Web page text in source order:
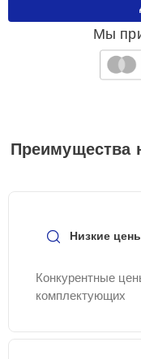
Мы
Преимущества
Низкие
Конкурентные
комплектующих